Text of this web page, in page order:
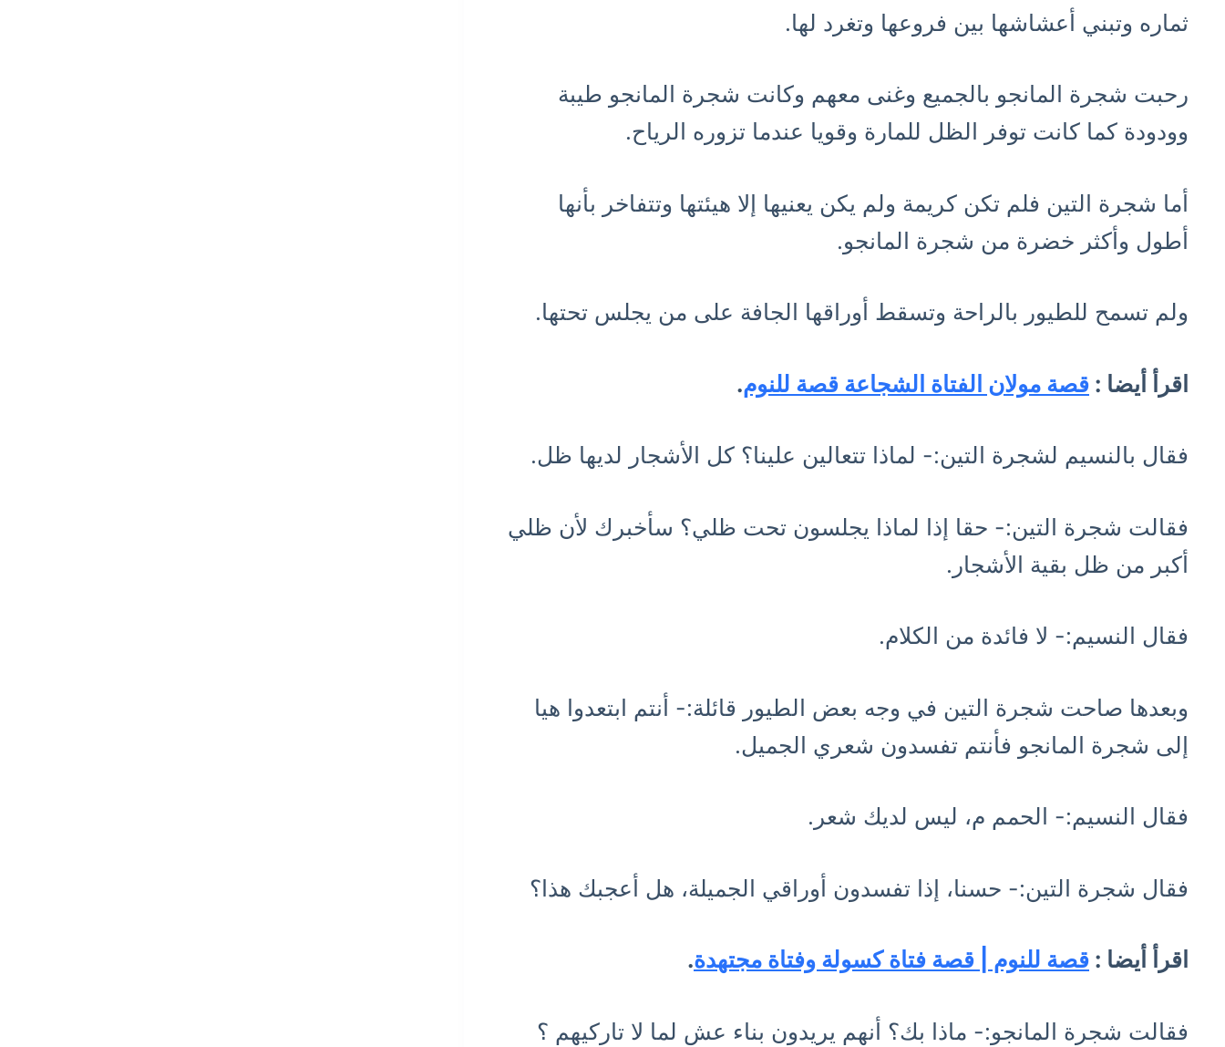
ثماره وتبني أعشاشها بين فروعها وتغرد لها.
رحبت شجرة المانجو بالجميع وغنى معهم وكانت شجرة المانجو طيبة
وودودة كما كانت توفر الظل للمارة وقويا عندما تزوره الرياح.
أما شجرة التين فلم تكن كريمة ولم يكن يعنيها إلا هيئتها وتتفاخر بأنها
أطول وأكثر خضرة من شجرة المانجو.
ولم تسمح للطيور بالراحة وتسقط أوراقها الجافة على من يجلس تحتها.
اقرأ أيضا : قصة مولان الفتاة الشجاعة قصة للنوم.
فقال بالنسيم لشجرة التين:- لماذا تتعالين علينا؟ كل الأشجار لديها ظل.
فقالت شجرة التين:- حقا إذا لماذا يجلسون تحت ظلي؟ سأخبرك لأن ظلي
أكبر من ظل بقية الأشجار.
فقال النسيم:- لا فائدة من الكلام.
وبعدها صاحت شجرة التين في وجه بعض الطيور قائلة:- أنتم ابتعدوا هيا
إلى شجرة المانجو فأنتم تفسدون شعري الجميل.
فقال النسيم:- الحمم م، ليس لديك شعر.
فقال شجرة التين:- حسنا، إذا تفسدون أوراقي الجميلة، هل أعجبك هذا؟
اقرأ أيضا : قصة للنوم | قصة فتاة كسولة وفتاة مجتهدة.
فقالت شجرة المانجو:- ماذا بك؟ أنهم يريدون بناء عش لما لا تاركيهم ؟